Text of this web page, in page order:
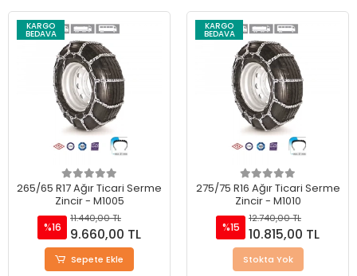
KARGO
BEDAVA
265/65 R17 Ağır Ticari Serme
Zincir - M1005
%16
11.440,00 TL
9.660,00 TL
Sepete Ekle
KARGO
BEDAVA
275/75 R16 Ağır Ticari Serme
Zincir - M1010
%15
12.740,00 TL
10.815,00 TL
Stokta Yok